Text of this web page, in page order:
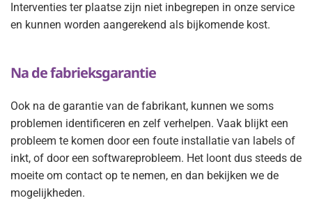
Interventies ter plaatse zijn niet inbegrepen in onze service
en kunnen worden aangerekend als bijkomende kost.
Na de fabrieksgarantie
Ook na de garantie van de fabrikant, kunnen we soms
problemen identificeren en zelf verhelpen. Vaak blijkt een
probleem te komen door een foute installatie van labels of
inkt, of door een softwareprobleem. Het loont dus steeds de
moeite om contact op te nemen, en dan bekijken we de
mogelijkheden.